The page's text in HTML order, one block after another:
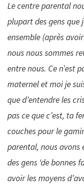
Le centre parental
plupart des gens que
ensemble (après
nous nous sommes
entre nous. Ce n’est
maternel et moi je
que d’entendre les
pas ce que c’est, ta
couches pour le
parental, nous avons
des gens ‘de bonnes
avoir les moyens